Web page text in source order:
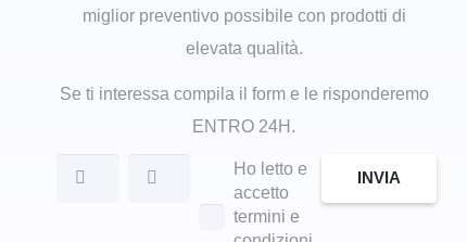
miglior preventivo possibile con prodotti di
elevata qualità.
Se ti interessa compila il form e le risponderemo
ENTRO 24H.
Ho letto e
accetto
termini e
INVIA